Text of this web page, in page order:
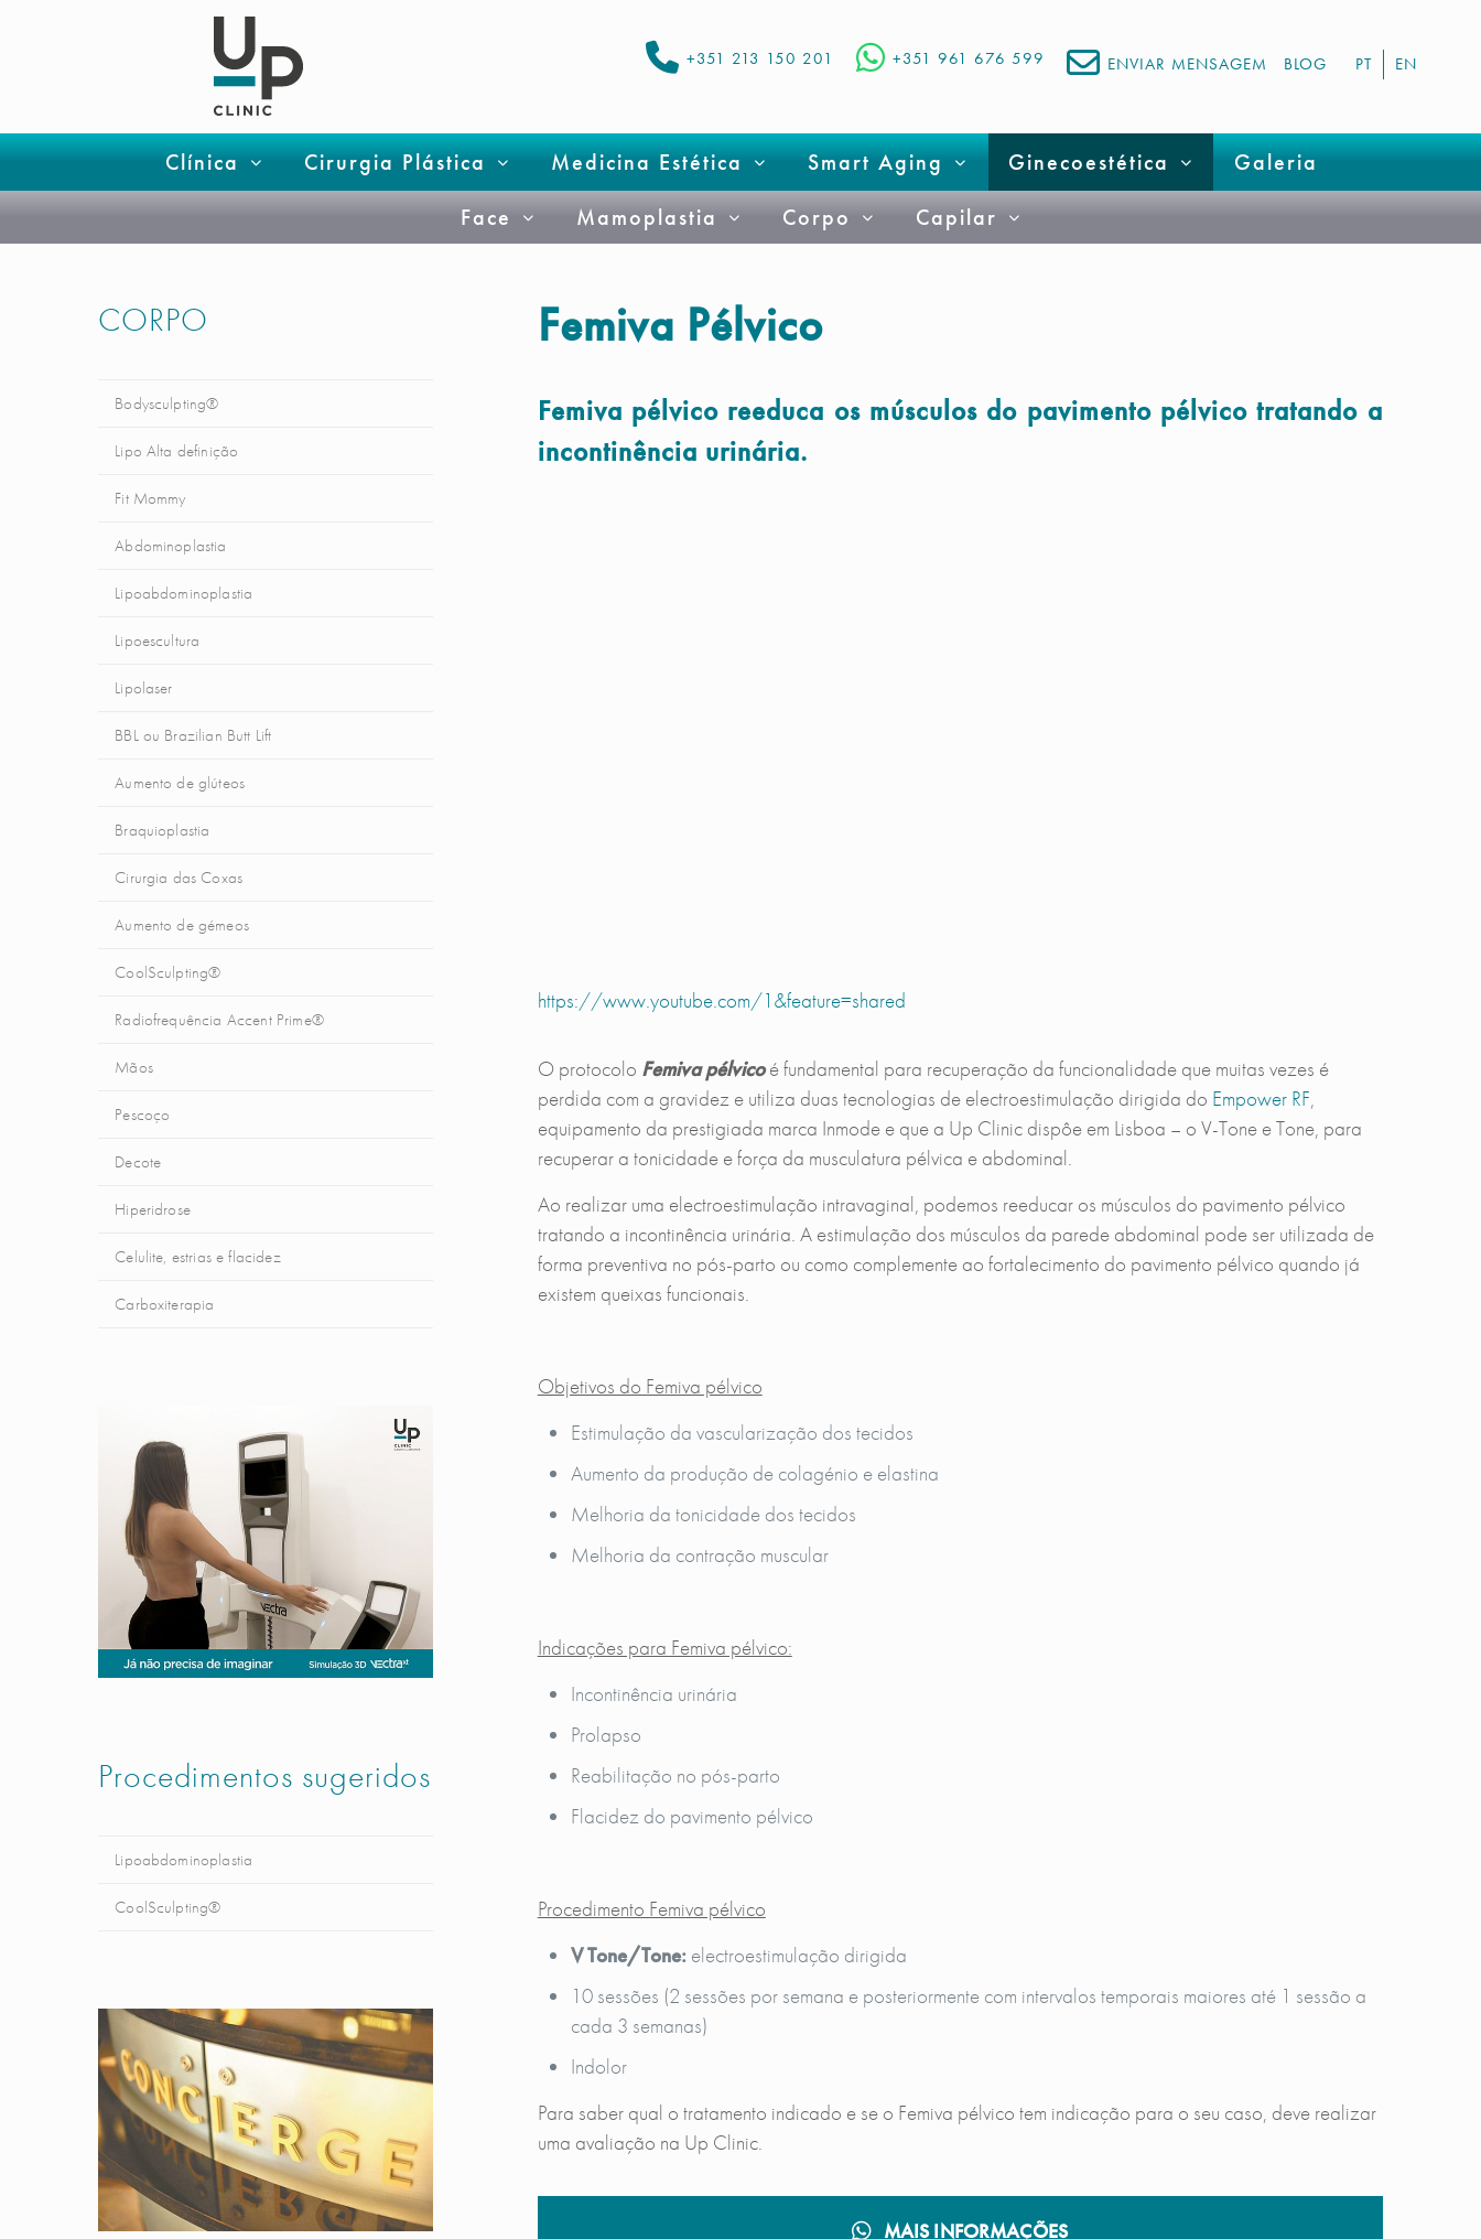
PT EN
BLOG
ENVIAR MENSAGEM
+351 961 676 599
+351 213 150 201
Clínica Cirurgia Plástica Medicina Estética Smart Aging Ginecoestética
Galeria
Face
Mamoplastia Corpo Capilar
CORPO
Bodysculpting®
Lipo Alta definição
Fit Mommy
Abdominoplastia
Lipoabdominoplastia
Lipoescultura
Lipolaser
BBL ou Brazilian Butt Lift
Aumento de glúteos
Braquioplastia
Cirurgia das Coxas
Aumento de gémeos
CoolSculpting®
Radiofrequência Accent Prime®
Mãos
Pescoço
Decote
Hiperidrose
Celulite, estrias e flacidez
Carboxiterapia
Procedimentos sugeridos
Lipoabdominoplastia
CoolSculpting®
Femiva Pélvico
Femiva pélvico reeduca os músculos do pavimento pélvico tratando a
incontinência urinária.
https://www.youtube.com/1&feature=shared
O protocolo Femiva pélvicoé fundamental para recuperação da funcionalidade que muitas vezes é
perdida com a gravidez e utiliza duas tecnologias de electroestimulação dirigida do Empower RF,
equipamento da prestigiada marca Inmode e que a Up Clinic dispôe em Lisboa – o V-Tone e Tone, para
recuperar a tonicidade e força da musculatura pélvica e abdominal.
Ao realizar uma electroestimulação intravaginal, podemos reeducar os músculos do pavimento pélvico
tratando a incontinência urinária. A estimulação dos músculos da parede abdominal pode ser utilizada de
forma preventiva no pós-parto ou como complemente ao fortalecimento do pavimento pélvico quando já
existem queixas funcionais.
Objetivos do Femiva pélvico
Estimulação da vascularização dos tecidos
Aumento da produção de colagénio e elastina
Melhoria da tonicidade dos tecidos
Melhoria da contração muscular
Indicações para Femiva pélvico:
Incontinência urinária
Prolapso
Reabilitação no pós-parto
Flacidez do pavimento pélvico
Procedimento Femiva pélvico
V Tone/Tone:electroestimulação dirigida
10 sessões (2 sessões por semana e posteriormente com intervalos temporais maiores até 1 sessão a
cada 3 semanas)
Indolor
Para saber qual o tratamento indicado e se o Femiva pélvico tem indicação para o seu caso, deve realizar
uma avaliação na Up Clinic.
MAIS INFORMAÇÕES